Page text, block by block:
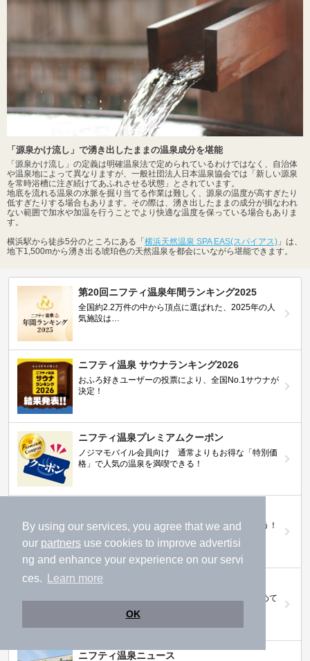
By using our services, you agree that we and
our partners use cookies to improve advertisi
ng and enhance your experience on our servi
ces.
Learn more
OK
「源泉かけ流し」で湧き出したままの温泉成分を堪能
「源泉かけ流し」の定義は明確温泉法で定められているわけではなく、自治体
や温泉地によって異なりますが、一般社団法人日本温泉協会では「新しい源泉
を常時浴槽に注ぎ続けてあふれさせる状態」とされています。
地底を流れる温泉の水脈を掘り当てる作業は難しく、源泉の温度が高すぎたり
低すぎたりする場合もあります。その際は、湧き出したままの成分が損なわれ
ない範囲で加水や加温を行うことでより快適な温度を保っている場合もありま
す。
横浜駅から徒歩5分のところにある「 横浜天然温泉 SPA EAS(スパイアス) 」は、
地下1,500mから湧き出る琥珀色の天然温泉を都会にいながら堪能できます。
第20回ニフティ温泉年間ランキング2025
全国約2.2万件の中から頂点に選ばれた、2025年の人
気施設は…
ニフティ温泉 サウナランキング2026
おふろ好きユーザーの投票により、全国No.1サウナが
決定！
ニフティ温泉プレミアムクーポン
ノジマモバイル会員向け 通常よりもお得な「特別価
格」で人気の温泉を満喫できる！
行ってみたい施設に投票してプレゼントを当てよう！
岩盤浴特集
日本全国の岩盤浴情報だけをピックアップ。まとめて
ニフティ温泉ニュース